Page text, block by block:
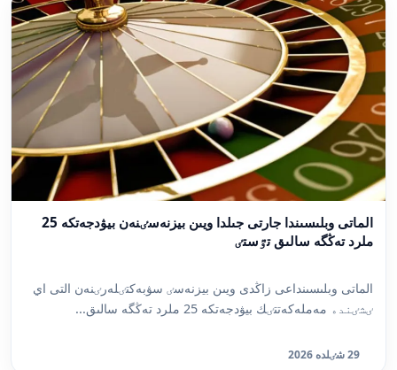
الماتى وبلىسىندا جارتى جىلدا ويىن بيزنەسٸنەن بيۋدجەتكە 25
ملرد تەڭگە سالىق تٷستٸ
الماتى وبلىسىنداعى زاڭدى ويىن بيزنەسٸ سۋبەكتٸلەرٸنەن التى اي
ٸشٸندە مەملەكەتتٸك بيۋدجەتكە 25 ملرد تەڭگە سالىق...
29 شٸلدە 2026